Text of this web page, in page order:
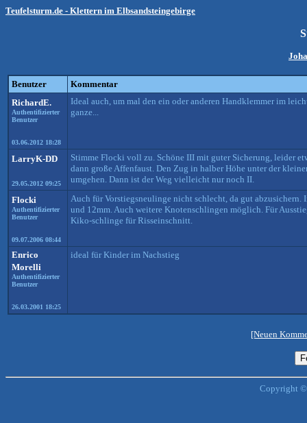
Teufelsturm.de - Klettern im Elbsandsteingebirge
Benutzer
Kommentar
RichardE.
Authentifizierter
Benutzer
03.06.2012 18:28
Ideal auch, um mal den ein oder anderen Handklemmer im
ganze...
LarryK-DD
29.05.2012 09:25
Stimme Flocki voll zu. Schöne III mit guter Sicherung, leider
dann große Affenfaust. Den Zug in halber Höhe unter der
umgehen. Dann ist der Weg vielleicht nur noch II.
Flocki
Authentifizierter
Benutzer
09.07.2006 08:44
Auch für Vorstiegsneulinge nicht schlecht, da gut
und 12mm. Auch weitere Knotenschlingen möglich. Für
Kiko-schlinge für Risseinschnitt.
Enrico
Morelli
Authentifizierter
Benutzer
26.03.2001 18:25
ideal für Kinder im Nachstieg
[Neuen
Copyright ©